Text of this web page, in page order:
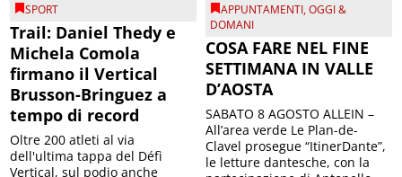
SPORT
Trail: Daniel Thedy e
Michela Comola
firmano il Vertical
Brusson-Bringuez a
tempo di record
Oltre 200 atleti al via
dell'ultima tappa del Défì
Vertical, sul podio anche
APPUNTAMENTI,OGGI &
DOMANI
COSA FARE NEL FINE
SETTIMANA IN VALLE
D’AOSTA
SABATO 8 AGOSTO ALLEIN –
All’area verde Le Plan-de-
Clavel prosegue “ItinerDante”,
le letture dantesche, con la